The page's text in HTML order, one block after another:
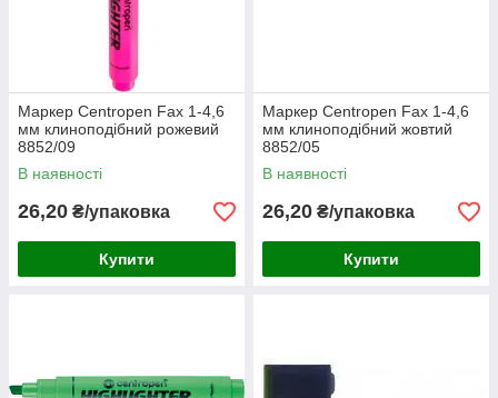
Маркер Centropen Fax 1-4,6
мм клиноподібний рожевий
8852/09
В наявності
26,20 ₴/упаковка
Купити
Маркер Centropen Fax 1-4,6
мм клиноподібний жовтий
8852/05
В наявності
26,20 ₴/упаковка
Купити